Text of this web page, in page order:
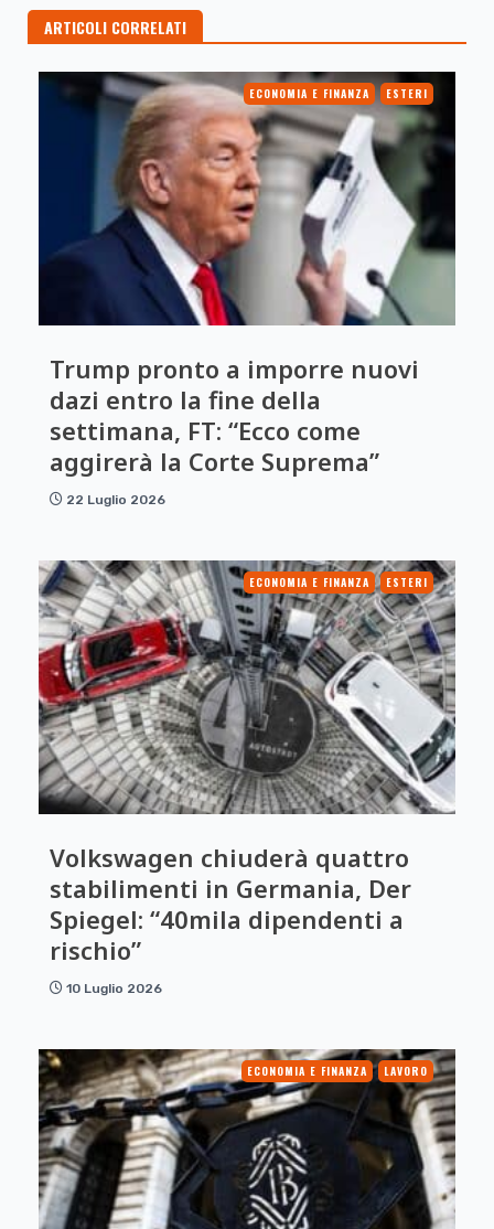
ARTICOLI CORRELATI
ECONOMIA E FINANZA ESTERI
Trump pronto a imporre nuovi
dazi entro la fine della
settimana, FT: “Ecco come
aggirerà la Corte Suprema”
22 Luglio 2026
ECONOMIA E FINANZA ESTERI
Volkswagen chiuderà quattro
stabilimenti in Germania, Der
Spiegel: “40mila dipendenti a
rischio”
10 Luglio 2026
ECONOMIA E FINANZA LAVORO